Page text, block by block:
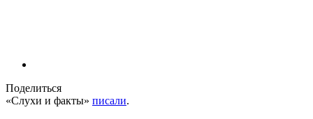
Поделиться
«Слухи и факты» писали.